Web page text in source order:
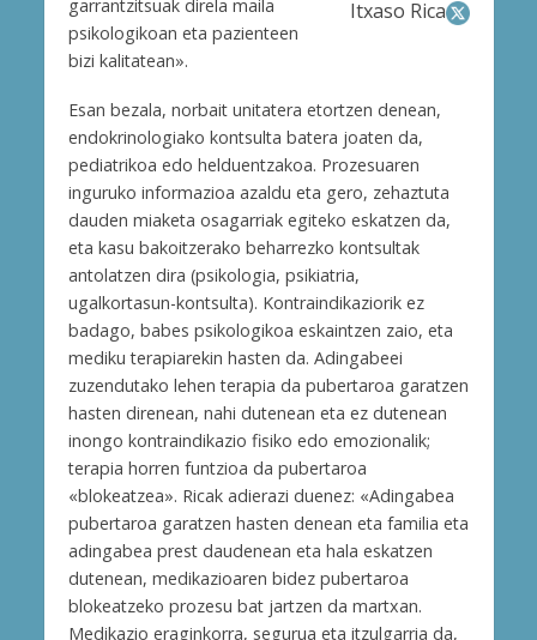
Itxaso Rica
garrantzitsuak direla maila
psikologikoan eta pazienteen
bizi kalitatean».
Esan bezala, norbait unitatera etortzen denean,
endokrinologiako kontsulta batera joaten da,
pediatrikoa edo helduentzakoa. Prozesuaren
inguruko informazioa azaldu eta gero, zehaztuta
dauden miaketa osagarriak egiteko eskatzen da,
eta kasu bakoitzerako beharrezko kontsultak
antolatzen dira (psikologia, psikiatria,
ugalkortasun-kontsulta). Kontraindikaziorik ez
badago, babes psikologikoa eskaintzen zaio, eta
mediku terapiarekin hasten da. Adingabeei
zuzendutako lehen terapia da pubertaroa garatzen
hasten direnean, nahi dutenean eta ez dutenean
inongo kontraindikazio fisiko edo emozionalik;
terapia horren funtzioa da pubertaroa
«blokeatzea». Ricak adierazi duenez: «Adingabea
pubertaroa garatzen hasten denean eta familia eta
adingabea prest daudenean eta hala eskatzen
dutenean, medikazioaren bidez pubertaroa
blokeatzeko prozesu bat jartzen da martxan.
Medikazio eraginkorra, segurua eta itzulgarria da,